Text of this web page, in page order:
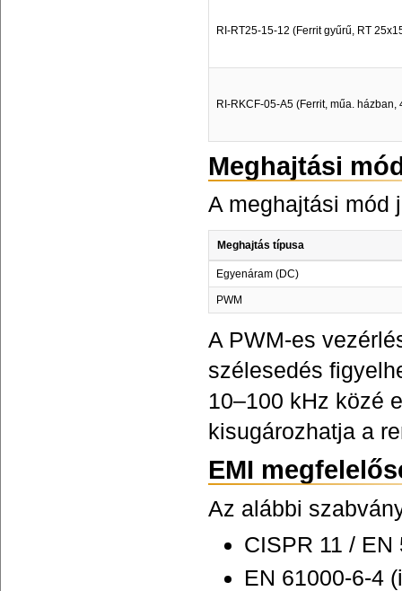
RI-RT25-15-12 (Ferrit gyűrű, RT
RI-RKCF-05-A5 (Ferrit, műa.
Meghajtási
A meghajtási mód
Meghajtás típusa
Egyenáram (DC)
PWM
A PWM-es
szélesedés
10–100 kHz közé
kisugározhatja a
EMI
Az alábbi
CISPR 11 /
EN 61000-6-4